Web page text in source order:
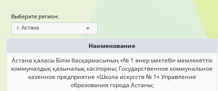
Выберите регион:
г. Астана
Наименование
Астана қаласы Білім басқармасының «№ 1 өнер мектебі» мемлекеттік
коммуналдық қазыналық кәсіпорны; Государственное коммунальное
казенное предприятие «Школа искусств № 1» Управления
образования города Астаны;